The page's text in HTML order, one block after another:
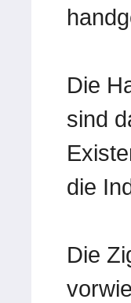
Die
sind
die
Die